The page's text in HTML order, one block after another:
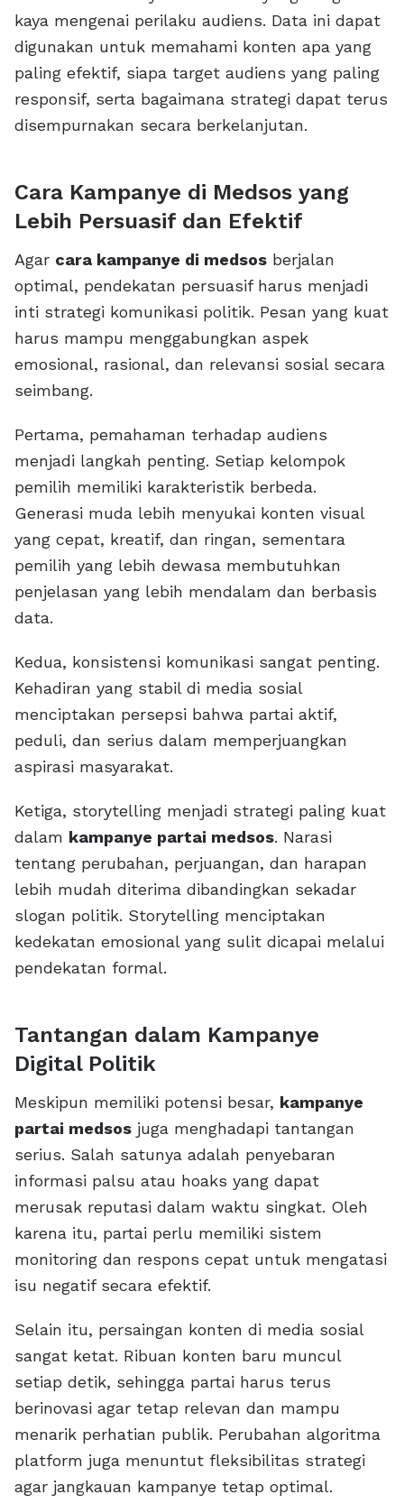
kaya mengenai perilaku audiens. Data ini dapat
digunakan untuk memahami konten apa yang
paling efektif, siapa target audiens yang paling
responsif, serta bagaimana strategi dapat terus
disempurnakan secara berkelanjutan.
Cara Kampanye di Medsos yang
Lebih Persuasif dan Efektif
Agar cara kampanye di medsos berjalan
optimal, pendekatan persuasif harus menjadi
inti strategi komunikasi politik. Pesan yang kuat
harus mampu menggabungkan aspek
emosional, rasional, dan relevansi sosial secara
seimbang.
Pertama, pemahaman terhadap audiens
menjadi langkah penting. Setiap kelompok
pemilih memiliki karakteristik berbeda.
Generasi muda lebih menyukai konten visual
yang cepat, kreatif, dan ringan, sementara
pemilih yang lebih dewasa membutuhkan
penjelasan yang lebih mendalam dan berbasis
data.
Kedua, konsistensi komunikasi sangat penting.
Kehadiran yang stabil di media sosial
menciptakan persepsi bahwa partai aktif,
peduli, dan serius dalam memperjuangkan
aspirasi masyarakat.
Ketiga, storytelling menjadi strategi paling kuat
dalam kampanye partai medsos. Narasi
tentang perubahan, perjuangan, dan harapan
lebih mudah diterima dibandingkan sekadar
slogan politik. Storytelling menciptakan
kedekatan emosional yang sulit dicapai melalui
pendekatan formal.
Tantangan dalam Kampanye
Digital Politik
Meskipun memiliki potensi besar, kampanye
partai medsos juga menghadapi tantangan
serius. Salah satunya adalah penyebaran
informasi palsu atau hoaks yang dapat
merusak reputasi dalam waktu singkat. Oleh
karena itu, partai perlu memiliki sistem
monitoring dan respons cepat untuk mengatasi
isu negatif secara efektif.
Selain itu, persaingan konten di media sosial
sangat ketat. Ribuan konten baru muncul
setiap detik, sehingga partai harus terus
berinovasi agar tetap relevan dan mampu
menarik perhatian publik. Perubahan algoritma
platform juga menuntut fleksibilitas strategi
agar jangkauan kampanye tetap optimal.